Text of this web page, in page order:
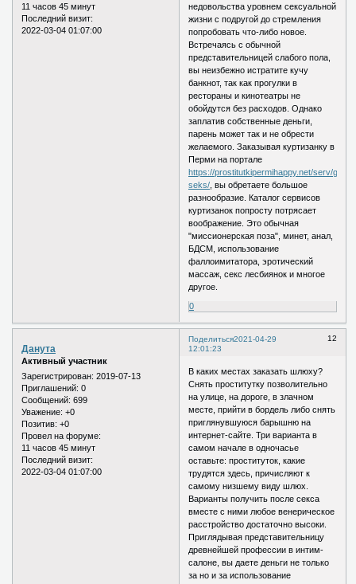
11 часов 45 минут
Последний визит:
2022-03-04 01:07:00
недовольства уровнем сексуальной
жизни с подругой до стремления
попробовать что-либо новое.
Встречаясь с обычной
представительницей слабого пола,
вы неизбежно истратите кучу
банкнот, так как прогулки в
рестораны и кинотеатры не
обойдутся без расходов. Однако
заплатив собственные деньги,
парень может так и не обрести
желаемого. Заказывая куртизанку в
Перми на портале
https://prostitutkipermihappy.net/serv/
seks/ , вы обретаете большое
разнообразие. Каталог сервисов
куртизанок попросту потрясает
воображение. Это обычная
"миссионерская поза", минет, анал,
БДСМ, использование
фаллоимитатора, эротический
массаж, секс лесбиянок и многое
другое.
0
Поделиться 12
2021-04-29
12:01:23
Данута
Активный участник
Зарегистрирован: 2019-07-13
Приглашений: 0
Сообщений: 699
Уважение: +0
Позитив: +0
Провел на форуме:
11 часов 45 минут
Последний визит:
2022-03-04 01:07:00
В каких местах заказать шлюху?
Снять проститутку позволительно
на улице, на дороге, в злачном
месте, прийти в бордель либо снять
приглянувшуюся барышню на
интернет-сайте. Три варианта в
самом начале в одночасье
оставьте: проституток, какие
трудятся здесь, причисляют к
самому низшему виду шлюх.
Варианты получить после секса
вместе с ними любое венерическое
расстройство достаточно высоки.
Приглядывая представительницу
древнейшей профессии в интим-
салоне, вы даете деньги не только
за но и за использование